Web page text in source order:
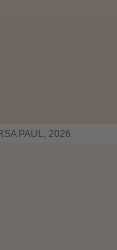
PAUL, 2026